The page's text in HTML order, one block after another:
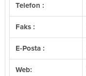
Telefon :
Faks :
E-Posta :
Web: